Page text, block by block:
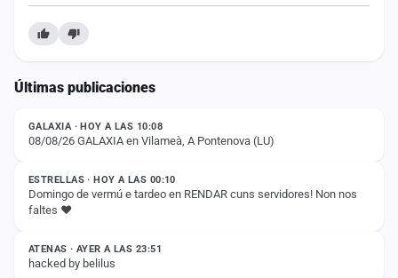
Últimas publicaciones
ESTADO
GALAXIA · HOY A LAS 10:08
08/08/26 GALAXIA en Vilameà, A Pontenova (LU)
ESTADO
ESTRELLAS · HOY A LAS 00:10
Domingo de vermú e tardeo en RENDAR cuns servidores! Non nos
faltes ❤️
ESTADO
ATENAS · AYER A LAS 23:51
hacked by belilus
ESTADO